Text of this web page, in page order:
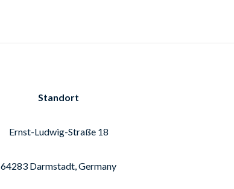
Standort
Ernst-Ludwig-Straße 18
64283 Darmstadt, Germany